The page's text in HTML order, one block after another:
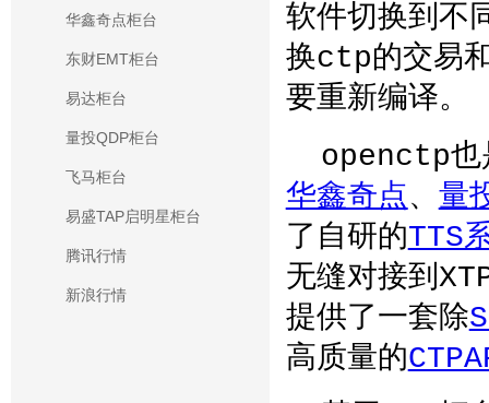
华鑫奇点柜台
东财EMT柜台
易达柜台
量投QDP柜台
飞马柜台
易盛TAP启明星柜台
腾讯行情
新浪行情
软件切换到不
换ctp的交易
要重新编译。
openctp也
华鑫奇点、 量
了自研的TTS
无缝对接到
提供了一套除
高质量的